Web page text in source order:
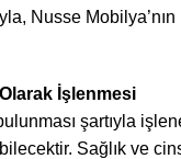
Nusse
İşlenmesi
şartıyla
Sağlık ve